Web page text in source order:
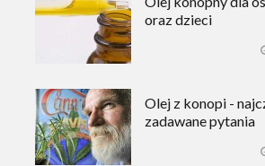
oraz dzieci
Olej z konopi -
zadawane pytania